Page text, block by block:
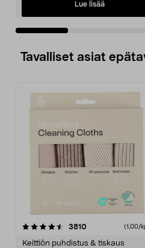
Lue lisää
Tavalliset asiat
3810arvostelut (1,00/
Keittiön puhdistus & tiskaus
4.5viidestä